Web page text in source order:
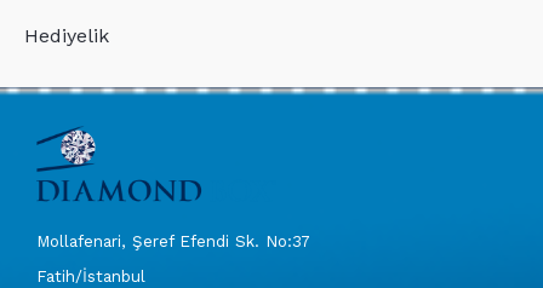
Hediyelik
Mollafenari, Şeref Efendi Sk. No:37
Fatih/İstanbul